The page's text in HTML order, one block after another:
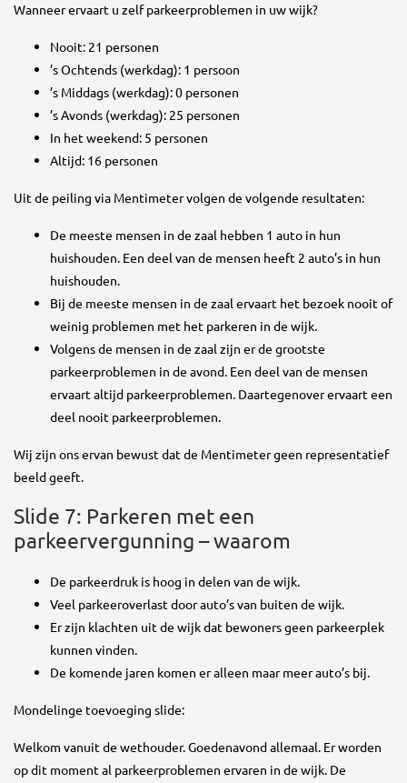
Wanneer ervaart u zelf parkeerproblemen in uw wijk?
Nooit: 21 personen
’s Ochtends (werkdag): 1 persoon
’s Middags (werkdag): 0 personen
’s Avonds (werkdag): 25 personen
In het weekend: 5 personen
Altijd: 16 personen
Uit de peiling via Mentimeter volgen de volgende resultaten:
De meeste mensen in de zaal hebben 1 auto in hun
huishouden. Een deel van de mensen heeft 2 auto’s in hun
huishouden.
Bij de meeste mensen in de zaal ervaart het bezoek nooit of
weinig problemen met het parkeren in de wijk.
Volgens de mensen in de zaal zijn er de grootste
parkeerproblemen in de avond. Een deel van de mensen
ervaart altijd parkeerproblemen. Daartegenover ervaart een
deel nooit parkeerproblemen.
Wij zijn ons ervan bewust dat de Mentimeter geen representatief
beeld geeft.
Slide 7: Parkeren met een
parkeervergunning – waarom
De parkeerdruk is hoog in delen van de wijk.
Veel parkeeroverlast door auto’s van buiten de wijk.
Er zijn klachten uit de wijk dat bewoners geen parkeerplek
kunnen vinden.
De komende jaren komen er alleen maar meer auto’s bij.
Mondelinge toevoeging slide:
Welkom vanuit de wethouder. Goedenavond allemaal. Er worden
op dit moment al parkeerproblemen ervaren in de wijk. De